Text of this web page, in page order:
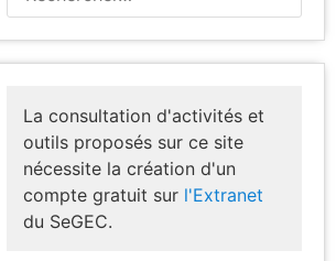
La consultation d'activités et
outils proposés sur ce site
nécessite la création d'un
compte gratuit sur l'Extranet
du SeGEC.